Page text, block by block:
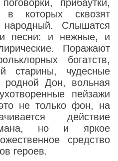
прибаутки,
в которых сквозят
Слышатся
песни: и нежные, и
Поражают
богатств,
старины, чудесные
родной Дон, вольная
пейзажи
не только фон, на
действие
но и яркое
средство
героев.